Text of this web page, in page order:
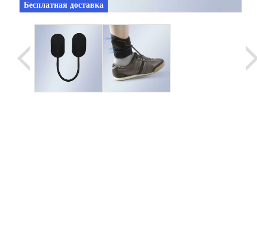
Прокат инвалидной техники
Бесплатная доставка